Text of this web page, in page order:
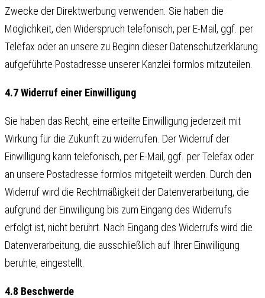
Zwecke der Direktwerbung verwenden. Sie haben die
Möglichkeit, den Widerspruch telefonisch, per E-Mail, ggf. per
Telefax oder an unsere zu Beginn dieser Datenschutzerklärung
aufgeführte Postadresse unserer Kanzlei formlos mitzuteilen.
4.7 Widerruf einer Einwilligung
Sie haben das Recht, eine erteilte Einwilligung jederzeit mit
Wirkung für die Zukunft zu widerrufen. Der Widerruf der
Einwilligung kann telefonisch, per E-Mail, ggf. per Telefax oder
an unsere Postadresse formlos mitgeteilt werden. Durch den
Widerruf wird die Rechtmäßigkeit der Datenverarbeitung, die
aufgrund der Einwilligung bis zum Eingang des Widerrufs
erfolgt ist, nicht berührt. Nach Eingang des Widerrufs wird die
Datenverarbeitung, die ausschließlich auf Ihrer Einwilligung
beruhte, eingestellt.
4.8 Beschwerde